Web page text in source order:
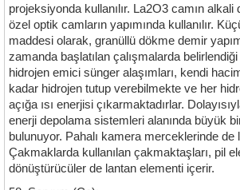
projeksiyonda kullanılır. La2O3 camın alkali
özel optik camların yapımında kullanılır.
maddesi olarak, granüllü dökme demir
zamanda başlatılan çalışmalarda
hidrojen emici sünger alaşımları, kendi
kadar hidrojen tutup verebilmekte ve her
açığa ısı enerjisi çıkarmaktadırlar.
enerji depolama sistemleri alanında büyük
bulunuyor. Pahalı kamera merceklerinde de
Çakmaklarda kullanılan çakmaktaşları, pil
dönüştürücüler de lantan elementi içerir.